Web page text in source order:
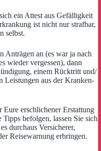
ein Attest aus Gefälligkeit
ist nicht nur strafbar,
selbst.
Anträgen an (es war ja nach
wieder vergessen), dann
einem Rücktritt und/
Leistungen aus der Kranken-
Eure erschlichener Erstattung
befolgen, lassen Sie sich
durchaus Versicherer,
Reisewarnung erbringen.